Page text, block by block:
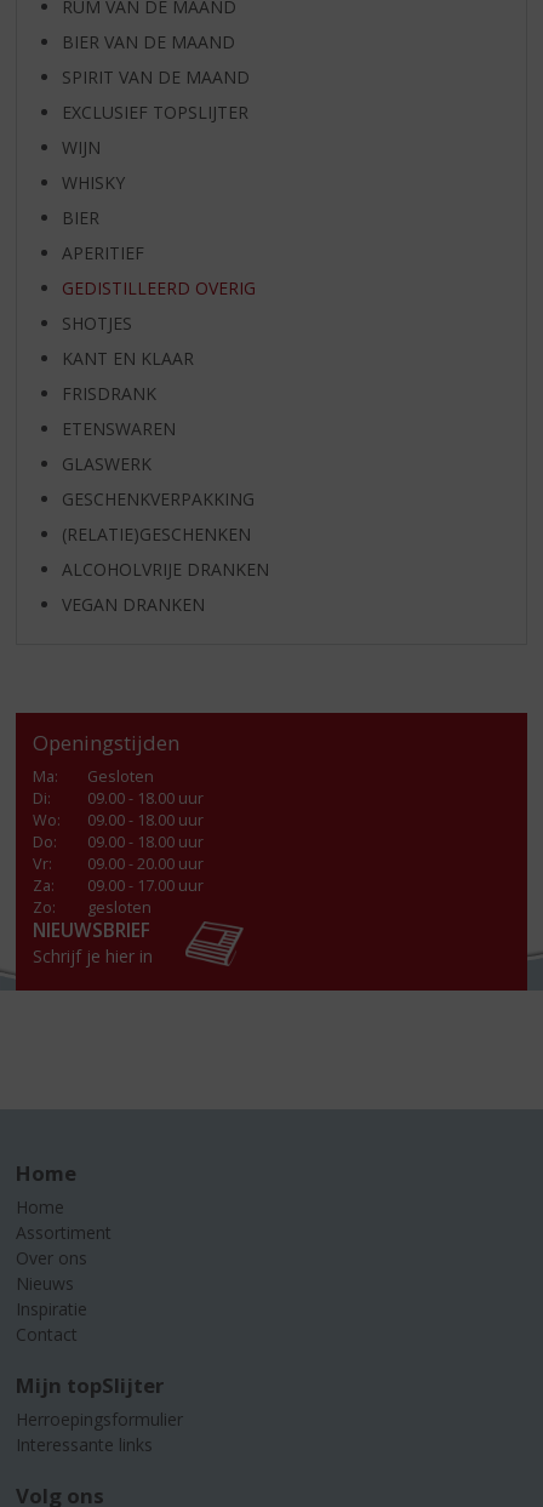
RUM VAN DE MAAND
BIER VAN DE MAAND
SPIRIT VAN DE MAAND
EXCLUSIEF TOPSLIJTER
WIJN
WHISKY
BIER
APERITIEF
GEDISTILLEERD OVERIG
SHOTJES
KANT EN KLAAR
FRISDRANK
ETENSWAREN
GLASWERK
GESCHENKVERPAKKING
(RELATIE)GESCHENKEN
ALCOHOLVRIJE DRANKEN
VEGAN DRANKEN
Openingstijden
Ma:
Gesloten
Di:
09.00 - 18.00 uur
Wo:
09.00 - 18.00 uur
Do:
09.00 - 18.00 uur
Vr:
09.00 - 20.00 uur
Za:
09.00 - 17.00 uur
Zo:
gesloten
NIEUWSBRIEF
Schrijf je hier in
Home
Home
Assortiment
Over ons
Nieuws
Inspiratie
Contact
Mijn topSlijter
Herroepingsformulier
Interessante links
Volg ons